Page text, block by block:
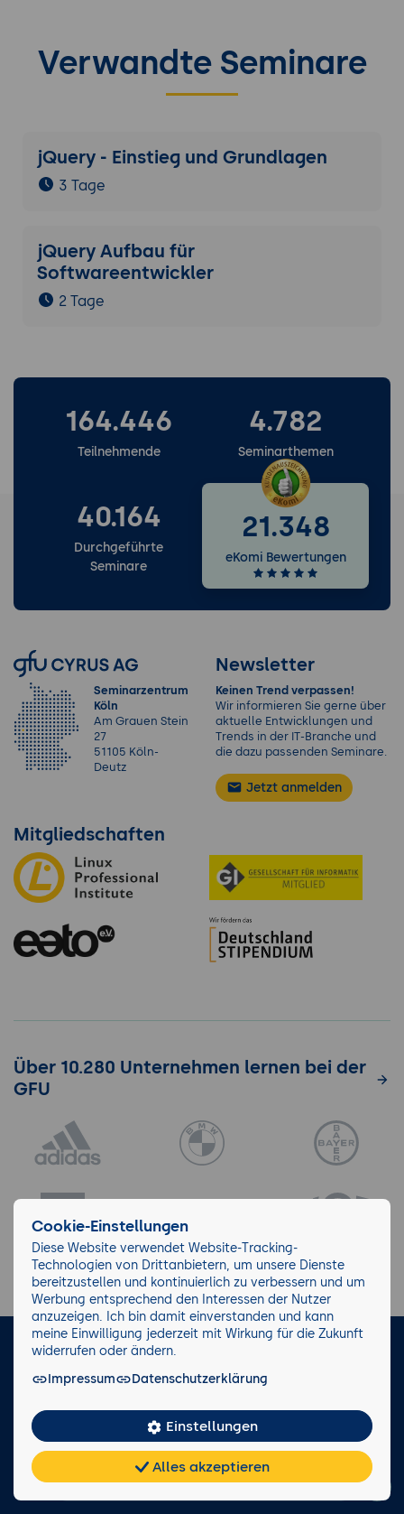
Verwandte Seminare
jQuery - Einstieg und Grundlagen
3 Tage
jQuery Aufbau für
Softwareentwickler
2 Tage
164.446
Teilnehmende
4.782
Seminarthemen
40.164
Durchgeführte
Seminare
21.348
eKomi Bewertungen
Seminarzentrum
Köln
Am Grauen Stein
27
51105 Köln-
Deutz
Newsletter
Keinen Trend verpassen!
Wir informieren Sie gerne über
aktuelle Entwicklungen und
Trends in der IT-Branche und
die dazu passenden Seminare.
Jetzt anmelden
Mitgliedschaften
Über 10.280 Unternehmen lernen bei der
GFU
LinkedIn
Facts
0221 82 80 90
Rückruf anfordern
Teilen FAQ Cookies
Cookie-Einstellungen
Diese Website verwendet Website-Tracking-
Technologien von Drittanbietern, um unsere Dienste
bereitzustellen und kontinuierlich zu verbessern und um
Werbung entsprechend den Interessen der Nutzer
anzuzeigen. Ich bin damit einverstanden und kann
meine Einwilligung jederzeit mit Wirkung für die Zukunft
widerrufen oder ändern.
Impressum
Datenschutzerklärung
Einstellungen
Alles akzeptieren